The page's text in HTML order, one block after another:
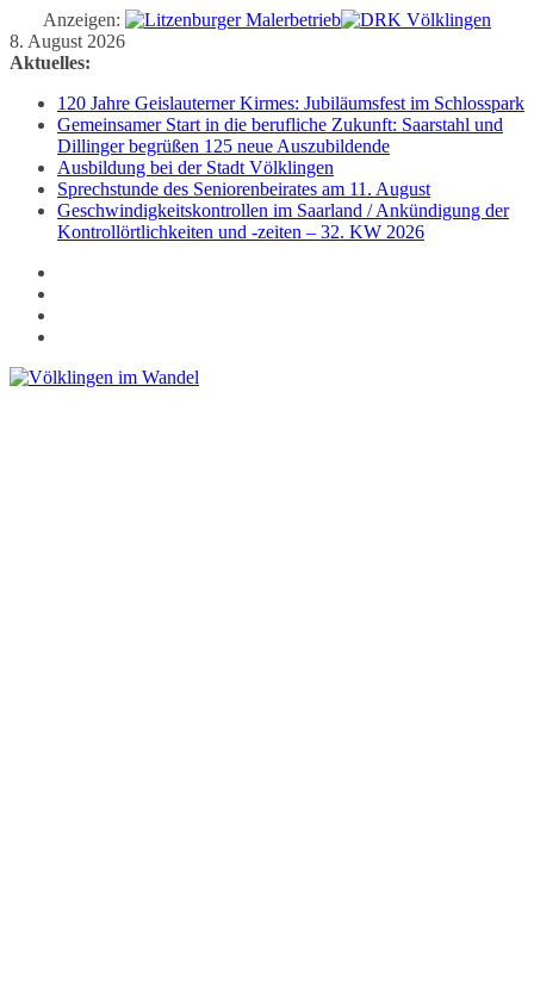
Anzeigen:
Zum
Inhalt
8. August 2026
Aktuelles:
120 Jahre Geislauterner Kirmes: Jubiläumsfest im Schlosspark
Gemeinsamer Start in die berufliche Zukunft: Saarstahl und
Dillinger begrüßen 125 neue Auszubildende
Ausbildung bei der Stadt Völklingen
Sprechstunde des Seniorenbeirates am 11. August
Geschwindigkeitskontrollen im Saarland / Ankündigung der
Kontrollörtlichkeiten und -zeiten – 32. KW 2026